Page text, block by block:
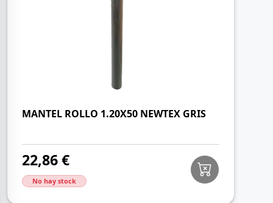
MANTEL ROLLO 1.20X50 NEWTEX GRIS
22,86 €
No hay stock